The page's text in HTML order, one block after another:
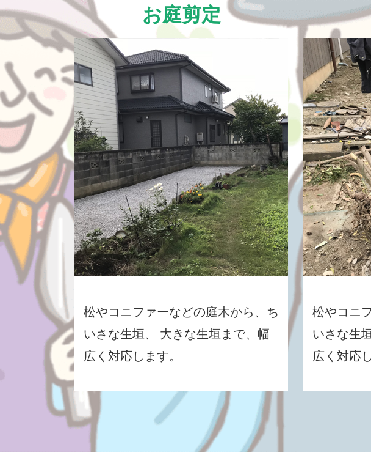
お庭剪定
松やコニファーなどの庭木から、ち
いさな生垣、 大きな生垣まで、幅
広く対応します。
松やコニ
いさな生
広く対応